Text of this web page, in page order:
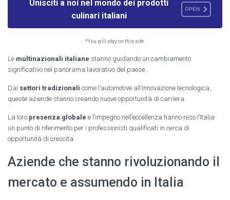
Unisciti a noi nel mondo dei prodotti
culinari italiani
OPEN
*You will stay on this site.
Le multinazionali italiane stanno guidando un cambiamento
significativo nel panorama lavorativo del paese.
Dai settori tradizionali come l’automotive all’innovazione tecnologica,
queste aziende stanno creando nuove opportunità di carriera.
La loro presenza globale e l’impegno nell’eccellenza hanno reso l’Italia
un punto di riferimento per i professionisti qualificati in cerca di
opportunità di crescita.
Aziende che stanno rivoluzionando il
mercato e assumendo in Italia